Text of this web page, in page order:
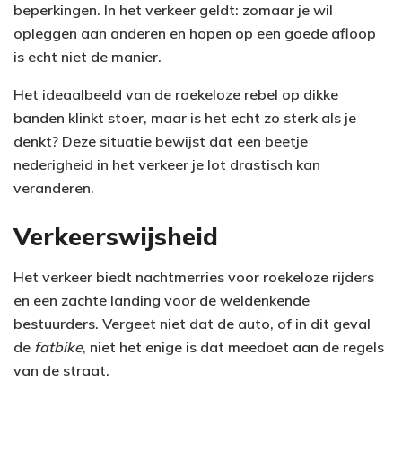
beperkingen. In het verkeer geldt: zomaar je wil
opleggen aan anderen en hopen op een goede afloop
is echt niet de manier.
Het ideaalbeeld van de roekeloze rebel op dikke
banden klinkt stoer, maar is het echt zo sterk als je
denkt? Deze situatie bewijst dat een beetje
nederigheid in het verkeer je lot drastisch kan
veranderen.
Verkeerswijsheid
Het verkeer biedt nachtmerries voor roekeloze rijders
en een zachte landing voor de weldenkende
bestuurders. Vergeet niet dat de auto, of in dit geval
de fatbike, niet het enige is dat meedoet aan de regels
van de straat.